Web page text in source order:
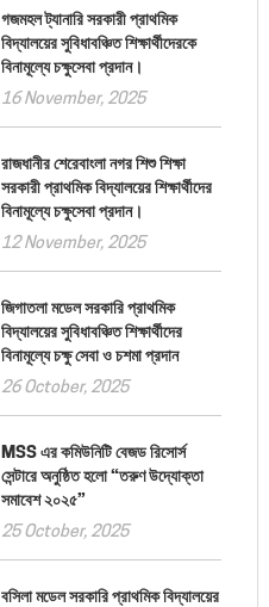
গজমহল ট্যানারি সরকারী প্রাথমিক
বিদ্যালয়ের সুবিধাবঞ্চিত শিক্ষার্থীদেরকে
বিনামূল্যে চক্ষুসেবা প্রদান।
16 November, 2025
রাজধানীর শেরেবাংলা নগর শিশু শিক্ষা
সরকারী প্রাথমিক বিদ্যালয়ের শিক্ষার্থীদের
বিনামূল্যে চক্ষুসেবা প্রদান।
12 November, 2025
জিগাতলা মডেল সরকারি প্রাথমিক
বিদ্যালয়ের সুবিধাবঞ্চিত শিক্ষার্থীদের
বিনামূল্যে চক্ষু সেবা ও চশমা প্রদান
26 October, 2025
MSS এর কমিউনিটি বেজড রিসোর্স
সেন্টারে অনুষ্ঠিত হলো “তরুণ উদ্যোক্তা
সমাবেশ ২০২৫”
25 October, 2025
বসিলা মডেল সরকারি প্রাথমিক বিদ্যালয়ের